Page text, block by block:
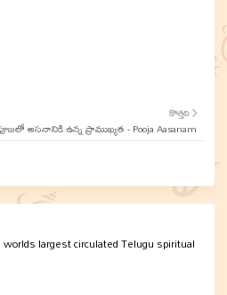
కొత్తది
ఆసనానికి ఉన్న ప్రాముఖ్యత - Pooja Aasanam
largest circulated Telugu spiritual